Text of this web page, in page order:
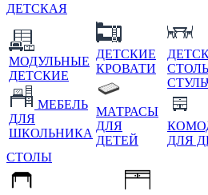
ДЕТСКАЯ
МОДУЛЬНЫЕ
ДЕТСКИЕ
МЕБЕЛЬ
ДЛЯ
ШКОЛЬНИКА
ДЕТСКИЕ
КРОВАТИ
МАТРАСЫ
ДЛЯ
ДЕТЕЙ
ДЛЯ
СТОЛЫ